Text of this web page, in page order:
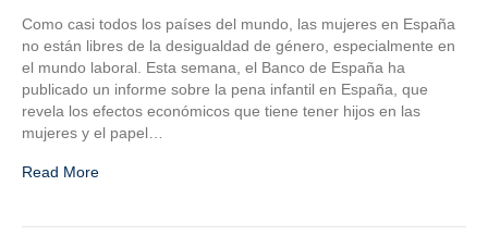
Como casi todos los países del mundo, las mujeres en España
no están libres de la desigualdad de género, especialmente en
el mundo laboral. Esta semana, el Banco de España ha
publicado un informe sobre la pena infantil en España, que
revela los efectos económicos que tiene tener hijos en las
mujeres y el papel…
Read More